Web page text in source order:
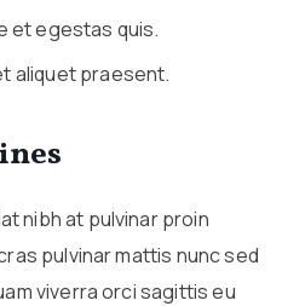
et egestas quis.
aliquet praesent.
nibh at pulvinar proin
pulvinar mattis nunc sed
viverra orci sagittis eu